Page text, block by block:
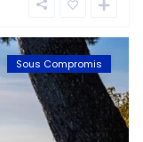
Sous Compromis